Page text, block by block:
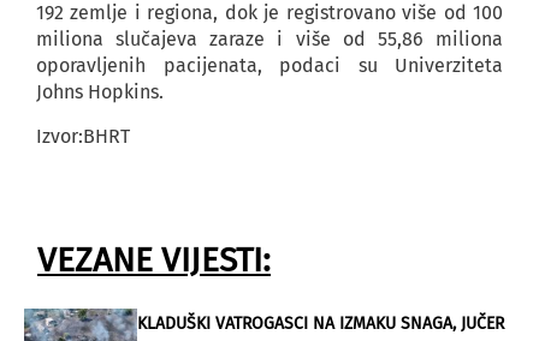
192 zemlje i regiona, dok je registrovano više od 100
miliona slučajeva zaraze i više od 55,86 miliona
oporavljenih pacijenata, podaci su Univerziteta
Johns Hopkins.
Izvor:BHRT
VEZANE VIJESTI:
KLADUŠKI VATROGASCI NA IZMAKU SNAGA, JUČER